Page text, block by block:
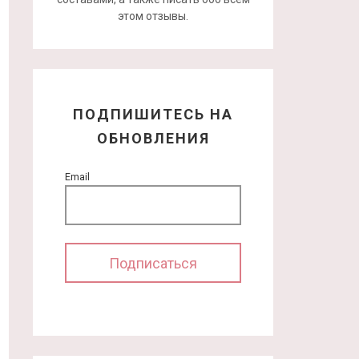
этом отзывы.
ПОДПИШИТЕСЬ НА
ОБНОВЛЕНИЯ
Email